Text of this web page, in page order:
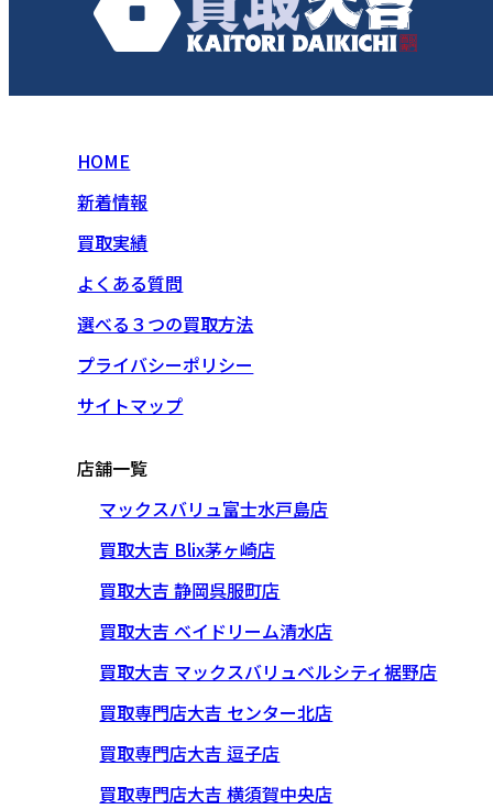
HOME
新着情報
買取実績
よくある質問
選べる３つの買取方法
プライバシーポリシー
サイトマップ
店舗一覧
マックスバリュ富士水戸島店
買取大吉 Blix茅ヶ崎店
買取大吉 静岡呉服町店
買取大吉 ベイドリーム清水店
買取大吉 マックスバリュベルシティ裾野店
買取専門店大吉 センター北店
買取専門店大吉 逗子店
買取専門店大吉 横須賀中央店